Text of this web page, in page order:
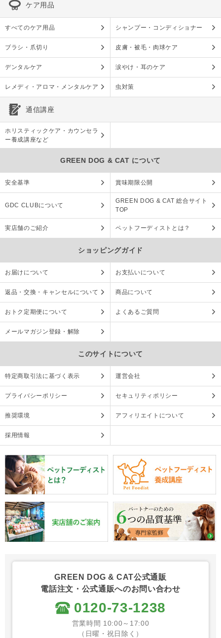
ケア用品
すべてのケア用品 シャンプー・コンディショナー
ブラシ・爪切り 皮膚・被毛・肉球ケア
デンタルケア 涙やけ・耳のケア
レメディ・アロマ・メンタルケア 虫対策
通信講座
ホリスティックケア・カウンセラ
ー養成講座など
GREEN DOG & CAT について
安全基準 賞味期限公開
GDC CLUBについて
GREEN DOG & CAT 総合サイト
TOP
実店舗のご紹介 ペットフーディストとは？
ショッピングガイド
お届けについて お支払いについて
返品・交換・キャンセルについて 商品について
おトク定期便について よくあるご質問
メールマガジン登録・解除
このサイトについて
特定商取引法に基づく表示 運営会社
プライバシーポリシー セキュリティポリシー
推奨環境 アフィリエイトについて
採用情報
GREEN DOG & CAT公式通販
電話注文・公式通販へのお問い合わせ
0120-73-1238
営業時間 10:00～17:00
（日曜・祝日除く）